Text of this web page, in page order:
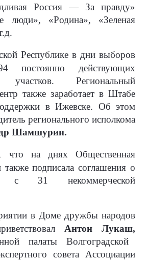
Россия — За правду»
«Родина», «Зеленая
Республике в дни выборов
постоянно действующих
участков. Региональный
также заработает в Штабе
в Ижевске. Об этом
регионального исполкома
Шамшурин.
что на днях Общественная
также подписала соглашения о
с 31 некоммерческой
в Доме дружбы народов
Антон Лукаш,
палаты Волгоградской
совета Ассоциации